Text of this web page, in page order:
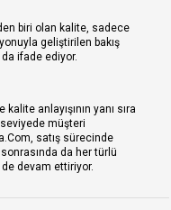
biri olan kalite, sadece
geliştirilen bakış
da ifade ediyor.
anlayışının yanı sıra
müşteri
satış sürecinde
da her türlü
devam ettiriyor.